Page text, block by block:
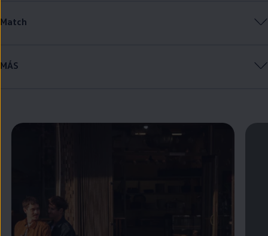
Match
MÁS
Enable fullscreen mode